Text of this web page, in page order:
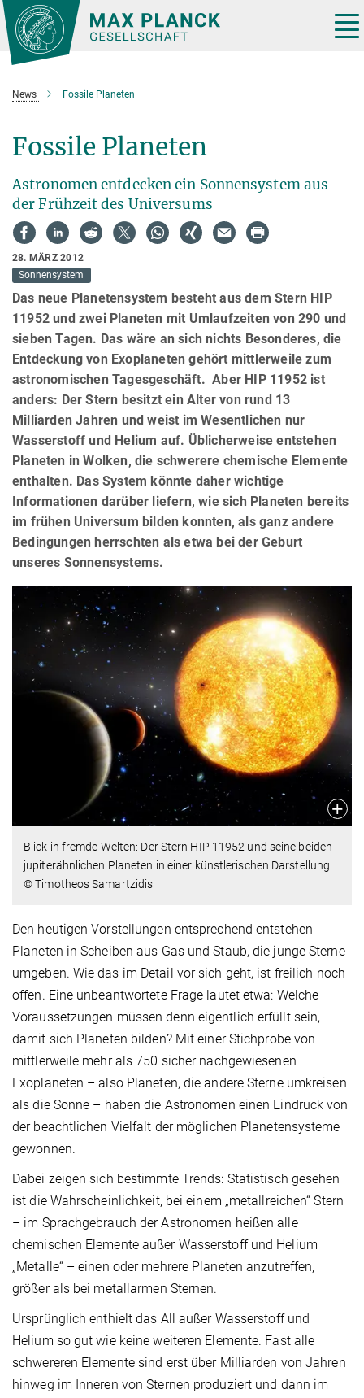
Hauptinhalt
News Fossile Planeten
Fossile Planeten
Astronomen entdecken ein Sonnensystem aus
der Frühzeit des Universums
28. MÄRZ 2012
Sonnensystem
Das neue Planetensystem besteht aus dem Stern HIP
11952 und zwei Planeten mit Umlaufzeiten von 290 und
sieben Tagen. Das wäre an sich nichts Besonderes, die
Entdeckung von Exoplaneten gehört mittlerweile zum
astronomischen Tagesgeschäft. Aber HIP 11952 ist
anders: Der Stern besitzt ein Alter von rund 13
Milliarden Jahren und weist im Wesentlichen nur
Wasserstoff und Helium auf. Üblicherweise entstehen
Planeten in Wolken, die schwerere chemische Elemente
enthalten. Das System könnte daher wichtige
Informationen darüber liefern, wie sich Planeten bereits
im frühen Universum bilden konnten, als ganz andere
Bedingungen herrschten als etwa bei der Geburt
unseres Sonnensystems.
Blick in fremde Welten: Der Stern HIP 11952 und seine beiden
jupiterähnlichen Planeten in einer künstlerischen Darstellung.
© Timotheos Samartzidis
Den heutigen Vorstellungen entsprechend entstehen
Planeten in Scheiben aus Gas und Staub, die junge Sterne
umgeben. Wie das im Detail vor sich geht, ist freilich noch
offen. Eine unbeantwortete Frage lautet etwa: Welche
Voraussetzungen müssen denn eigentlich erfüllt sein,
damit sich Planeten bilden? Mit einer Stichprobe von
mittlerweile mehr als 750 sicher nachgewiesenen
Exoplaneten – also Planeten, die andere Sterne umkreisen
als die Sonne – haben die Astronomen einen Eindruck von
der beachtlichen Vielfalt der möglichen Planetensysteme
gewonnen.
Dabei zeigen sich bestimmte Trends: Statistisch gesehen
ist die Wahrscheinlichkeit, bei einem „metallreichen“ Stern
– im Sprachgebrauch der Astronomen heißen alle
chemischen Elemente außer Wasserstoff und Helium
„Metalle“ – einen oder mehrere Planeten anzutreffen,
größer als bei metallarmen Sternen.
Ursprünglich enthielt das All außer Wasserstoff und
Helium so gut wie keine weiteren Elemente. Fast alle
schwereren Elemente sind erst über Milliarden von Jahren
hinweg im Inneren von Sternen produziert und dann im